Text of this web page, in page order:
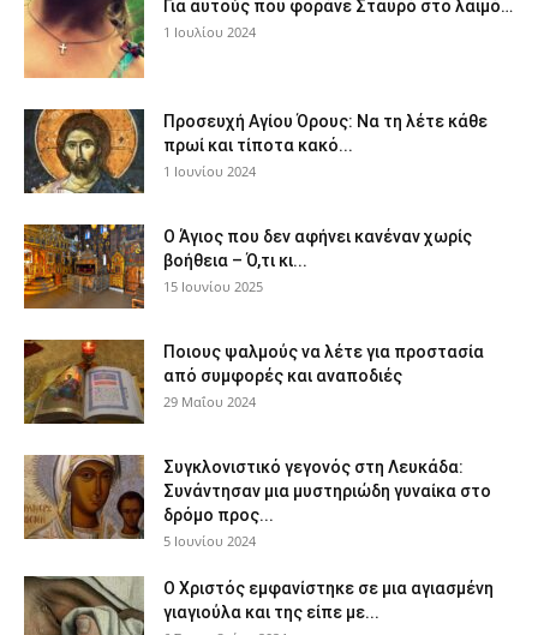
Για αυτούς που φοράνε Σταυρό στο λαιμό…
1 Ιουλίου 2024
Προσευχή Αγίου Όρους: Να τη λέτε κάθε
πρωί και τίποτα κακό...
1 Ιουνίου 2024
Ο Άγιος που δεν αφήνει κανέναν χωρίς
βοήθεια – Ό,τι κι...
15 Ιουνίου 2025
Ποιους ψαλμούς να λέτε για προστασία
από συμφορές και αναποδιές
29 Μαΐου 2024
Συγκλονιστικό γεγονός στη Λευκάδα:
Συνάντησαν μια μυστηριώδη γυναίκα στο
δρόμο προς...
5 Ιουνίου 2024
Ο Χριστός εμφανίστηκε σε μια αγιασμένη
γιαγιούλα και της είπε με...